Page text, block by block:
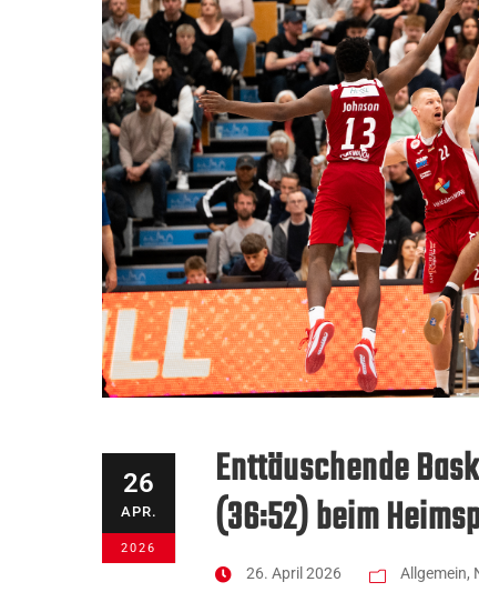
26
APR.
2026
Enttäuschende
(36:52) beim
26. April 2026 Allgemein,